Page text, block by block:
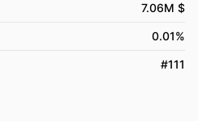
7.06M $
0.01%
#111